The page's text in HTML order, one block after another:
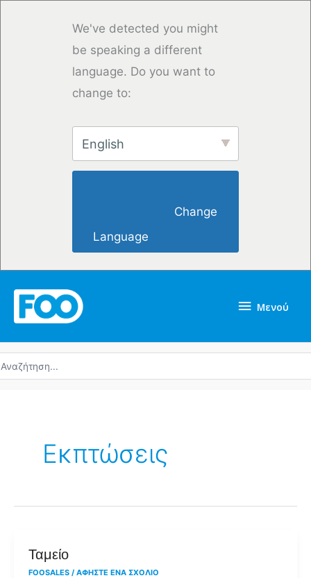
We've detected you might
be speaking a different
language. Do you want to
change to:
English
Language
Μενού
Εκπτώσεις
Ταμείο
FOOSALES / ΑΦΉΣΤΕ ΈΝΑ ΣΧΌΛΙΟ
Ταμείο